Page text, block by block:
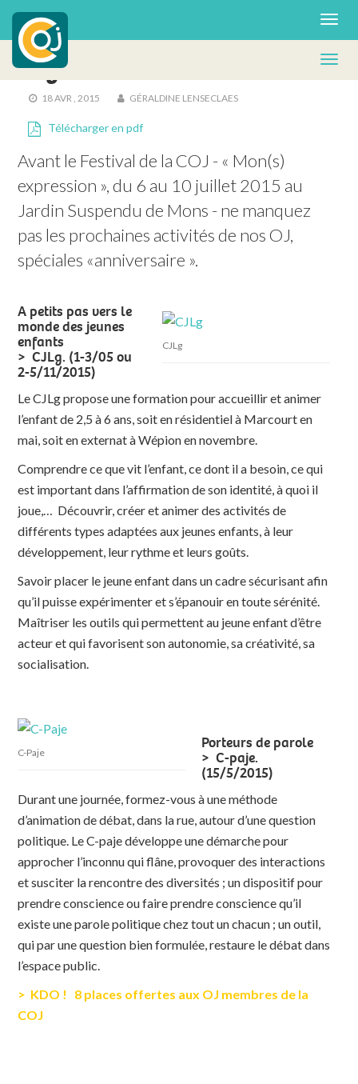
AGENDA ,EN DIRECT DES OJ
Agenda 40eme – PART 2
18 AVR , 2015 GÉRALDINE LENSECLAES
Télécharger en pdf
Avant le Festival de la COJ - « Mon(s)
expression », du 6 au 10 juillet 2015 au
Jardin Suspendu de Mons - ne manquez
pas les prochaines activités de nos OJ,
spéciales «anniversaire ».
CJLg
A petits pas vers le
monde des jeunes
enfants
> CJLg. (1-3/05 ou
2-5/11/2015)
Le CJLg propose une formation pour accueillir et animer
l’enfant de 2,5 à 6 ans, soit en résidentiel à Marcourt en
mai, soit en externat à Wépion en novembre.
Comprendre ce que vit l’enfant, ce dont il a besoin, ce qui
est important dans l’affirmation de son identité, à quoi il
joue,… Découvrir, créer et animer des activités de
différents types adaptées aux jeunes enfants, à leur
développement, leur rythme et leurs goûts.
Savoir placer le jeune enfant dans un cadre sécurisant afin
qu’il puisse expérimenter et s’épanouir en toute sérénité.
Maîtriser les outils qui permettent au jeune enfant d’être
acteur et qui favorisent son autonomie, sa créativité, sa
socialisation.
C-Paje
Porteurs de parole
> C-paje.
(15/5/2015)
Durant une journée, formez-vous à une méthode
d’animation de débat, dans la rue, autour d’une question
politique. Le C-paje développe une démarche pour
approcher l’inconnu qui flâne, provoquer des interactions
et susciter la rencontre des diversités ; un dispositif pour
prendre conscience ou faire prendre conscience qu’il
existe une parole politique chez tout un chacun ; un outil,
qui par une question bien formulée, restaure le débat dans
l’espace public.
> KDO !
8 places offertes aux OJ membres de la
COJ